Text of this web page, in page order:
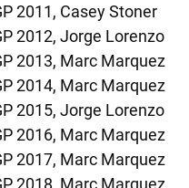
2011, Casey Stoner
2012, Jorge Lorenzo
2013, Marc Marquez
2014, Marc Marquez
2015, Jorge Lorenzo
2016, Marc Marquez
2017, Marc Marquez
2018, Marc Marquez